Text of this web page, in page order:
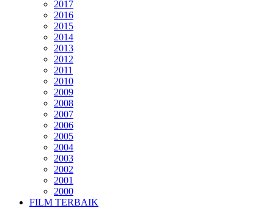
2017
2016
2015
2014
2013
2012
2011
2010
2009
2008
2007
2006
2005
2004
2003
2002
2001
2000
FILM TERBAIK